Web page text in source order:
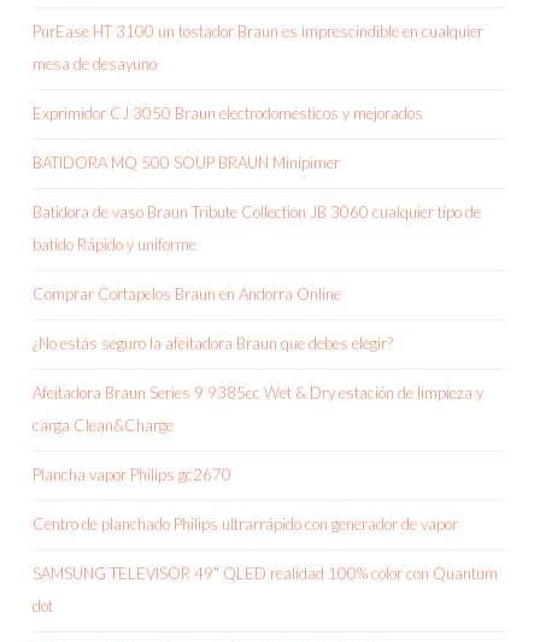
PurEase HT 3100 un tostador Braun es imprescindible en cualquier
mesa de desayuno
Exprimidor CJ 3050 Braun electrodomésticos y mejorados
BATIDORA MQ 500 SOUP BRAUN Minipimer
Batidora de vaso Braun Tribute Collection JB 3060 cualquier tipo de
batido Rápido y uniforme
Comprar Cortapelos Braun en Andorra Online
¿No estás seguro la afeitadora Braun que debes elegir?
Afeitadora Braun Series 9 9385cc Wet & Dry estación de limpieza y
carga Clean&Charge
Plancha vapor Philips gc2670
Centro de planchado Philips ultrarrápido con generador de vapor
SAMSUNG TELEVISOR 49″ QLED realidad 100% color con Quantum
dot